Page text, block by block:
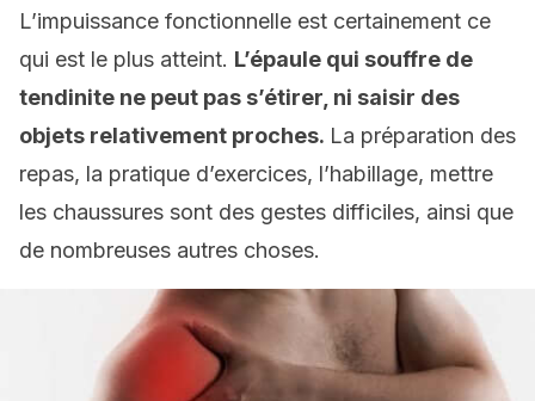
L’impuissance fonctionnelle est certainement ce
qui est le plus atteint. L’épaule qui souffre de
tendinite ne peut pas s’étirer, ni saisir des
objets relativement proches. La préparation des
repas, la pratique d’exercices, l’habillage, mettre
les chaussures sont des gestes difficiles, ainsi que
de nombreuses autres choses.